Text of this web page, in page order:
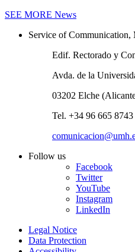
SEE MORE News
Service of Communication,
Edif. Rectorado y
Avda. de la
03202 Elche
Tel. +34 96 665
Follow us
Facebook
Twitter
YouTube
Instagram
LinkedIn
Legal Notice
Data Protection